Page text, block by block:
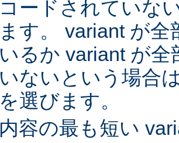
コードされていな
ます。 variant が
いるか variant が
いないという場合
を選びます。
内容の最も短い